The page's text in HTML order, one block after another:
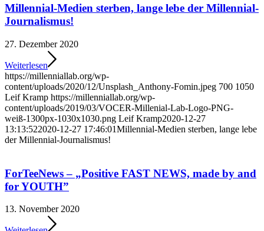
Millennial-Medien sterben, lange lebe der Millennial-
Journalismus!
27. Dezember 2020
Weiterlesen
https://millenniallab.org/wp-
content/uploads/2020/12/Unsplash_Anthony-Fomin.jpeg 700 1050
Leif Kramp https://millenniallab.org/wp-
content/uploads/2019/03/VOCER-Millenial-Lab-Logo-PNG-
weiß-1300px-1030x1030.png Leif Kramp2020-12-27
13:13:522020-12-27 17:46:01Millennial-Medien sterben, lange lebe
der Millennial-Journalismus!
ForTeeNews – „Positive FAST NEWS, made by and
for YOUTH”
13. November 2020